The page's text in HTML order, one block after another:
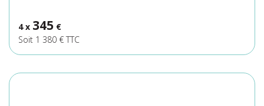
4 x 345 €
Soit 1 380 € TTC